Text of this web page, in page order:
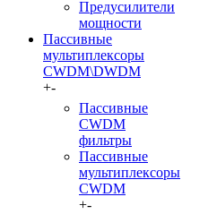
Предусилители
мощности
Пассивные
мультиплексоры
CWDM\DWDM
+-
Пассивные
CWDM
фильтры
Пассивные
мультиплексоры
CWDM
+-